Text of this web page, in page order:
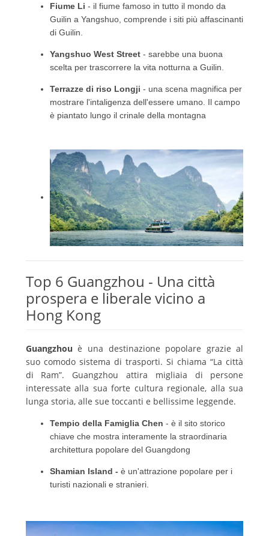
Fiume Li - il fiume famoso in tutto il mondo da
Guilin a Yangshuo, comprende i siti più affascinanti
di Guilin.
Yangshuo West Street - sarebbe una buona
scelta per trascorrere la vita notturna a Guilin.
Terrazze di riso Longji - una scena magnifica per
mostrare l'intaligenza dell'essere umano. Il campo
è piantato lungo il crinale della montagna
Top 6 Guangzhou - Una città
prospera e liberale vicino a
Hong Kong
Guangzhou è una destinazione popolare grazie al
suo comodo sistema di trasporti.Si chiama “La città
di Ram”. Guangzhou attira migliaia di persone
interessate alla sua forte cultura regionale, alla sua
lunga storia, alle sue toccanti e bellissime leggende.
Tempio della Famiglia Chen - è il sito storico
chiave che mostra interamente la straordinaria
architettura popolare del Guangdong
Shamian Island - è un'attrazione popolare per i
turisti nazionali e stranieri.